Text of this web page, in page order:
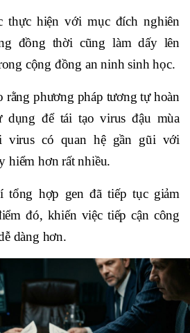
thực hiện với mục đích nghiên
đồng thời cũng làm dấy lên
cộng đồng an ninh sinh học.
rằng phương pháp tương tự hoàn
dụng để tái tạo virus đậu mùa
virus có quan hệ gần gũi với
hiểm hơn rất nhiều.
hợp gen đã tiếp tục giảm
đó, khiến việc tiếp cận công
dàng hơn.